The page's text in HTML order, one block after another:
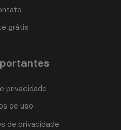
grátis
privacidade
de uso
de privacidade